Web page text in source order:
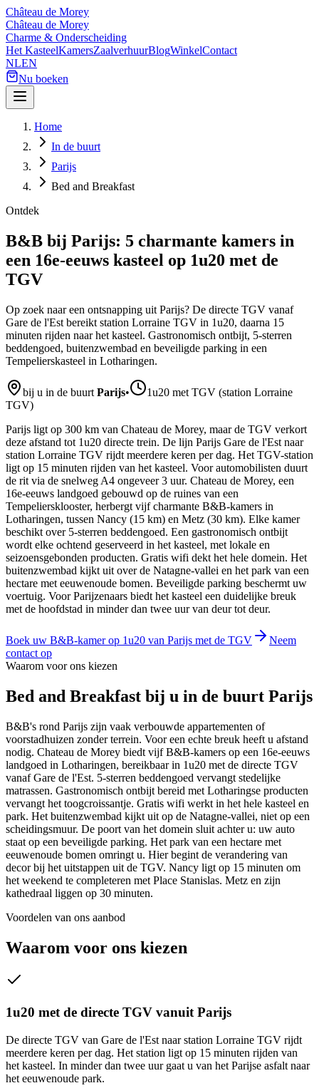
Château de Morey
Château de Morey
Charme & Onderscheiding
Het KasteelKamersZaalverhuurBlogWinkelContact
NLEN
Nu boeken
Home
In de buurt
Parijs
Bed and Breakfast
Ontdek
B&B bij Parijs: 5 charmante kamers in
een 16e-eeuws kasteel op 1u20 met de
TGV
Op zoek naar een ontsnapping uit Parijs? De directe TGV vanaf
Gare de l'Est bereikt station Lorraine TGV in 1u20, daarna 15
minuten rijden naar het kasteel. Gastronomisch ontbijt, 5-sterren
beddengoed, buitenzwembad en beveiligde parking in een
Tempelierskasteel in Lotharingen.
bij u in de buurt Parijs•
1u20 met TGV (station Lorraine
TGV)
Parijs ligt op 300 km van Chateau de Morey, maar de TGV verkort
deze afstand tot 1u20 directe trein. De lijn Parijs Gare de l'Est naar
station Lorraine TGV rijdt meerdere keren per dag. Het TGV-station
ligt op 15 minuten rijden van het kasteel. Voor automobilisten duurt
de rit via de snelweg A4 ongeveer 3 uur. Chateau de Morey, een
16e-eeuws landgoed gebouwd op de ruines van een
Tempeliersklooster, herbergt vijf charmante B&B-kamers in
Lotharingen, tussen Nancy (15 km) en Metz (30 km). Elke kamer
beschikt over 5-sterren beddengoed. Een gastronomisch ontbijt
wordt elke ochtend geserveerd in het kasteel, met lokale en
seizoensgebonden producten. Gratis wifi dekt het hele domein. Het
buitenzwembad kijkt uit over de Natagne-vallei en het park van een
hectare met eeuwenoude bomen. Beveiligde parking beschermt uw
voertuig. Voor Parijzenaars biedt het kasteel een duidelijke breuk
met de hoofdstad in minder dan twee uur van deur tot deur.
Boek uw B&B-kamer op 1u20 van Parijs met de TGV
Neem
contact op
Waarom voor ons kiezen
Bed and Breakfast bij u in de buurt Parijs
B&B's rond Parijs zijn vaak verbouwde appartementen of
voorstadhuizen zonder terrein. Voor een echte breuk heeft u afstand
nodig. Chateau de Morey biedt vijf B&B-kamers op een 16e-eeuws
landgoed in Lotharingen, bereikbaar in 1u20 met de directe TGV
vanaf Gare de l'Est. 5-sterren beddengoed vervangt stedelijke
matrassen. Gastronomisch ontbijt bereid met Lotharingse producten
vervangt het toogcroissantje. Gratis wifi werkt in het hele kasteel en
park. Het buitenzwembad kijkt uit op de Natagne-vallei, niet op een
scheidingsmuur. De poort van het domein sluit achter u: uw auto
staat op een beveiligde parking. Het park van een hectare met
eeuwenoude bomen omringt u. Hier begint de verandering van
decor bij het uitstappen uit de TGV. Nancy ligt op 15 minuten om
het weekend te completeren met Place Stanislas. Metz en zijn
kathedraal liggen op 30 minuten.
Voordelen van ons aanbod
Waarom voor ons kiezen
1u20 met de directe TGV vanuit Parijs
De directe TGV van Gare de l'Est naar station Lorraine TGV rijdt
meerdere keren per dag. Het station ligt op 15 minuten rijden van
het kasteel. In minder dan twee uur gaat u van het Parijse asfalt naar
het eeuwenoude park.